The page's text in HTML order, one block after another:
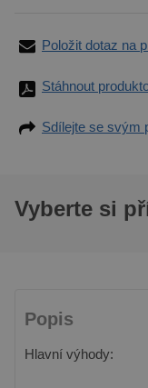
Položit dotaz na
Stáhnout
Sdílejte se svým
Vyberte si
Popis
Hlavní výhody: